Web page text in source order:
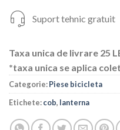
Suport tehnic gratuit
Taxa unica de livrare 25
*taxa unica se aplica
Categorie:Piese bicicleta
Etichete:cob, lanterna